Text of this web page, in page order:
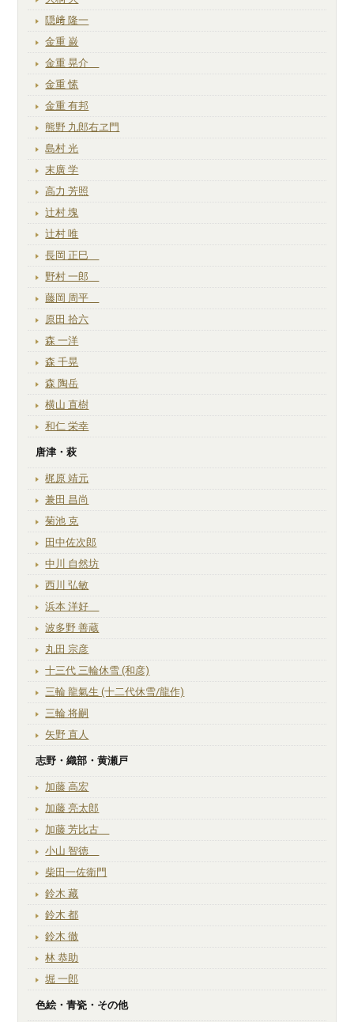
隠﨑 隆一
金重 巌
金重 晃介
金重 愫
金重 有邦
熊野 九郎右ヱ門
島村 光
末廣 学
高力 芳照
辻村 塊
辻村 唯
長岡 正巳
野村 一郎
藤岡 周平
原田 拾六
森 一洋
森 千晃
森 陶岳
横山 直樹
和仁 栄幸
唐津・萩
梶原 靖元
兼田 昌尚
菊池 克
田中佐次郎
中川 自然坊
西川 弘敏
浜本 洋好
波多野 善蔵
丸田 宗彦
十三代 三輪休雪 (和彦)
三輪 龍氣生 (十二代休雪/龍作)
三輪 将嗣
矢野 直人
志野・織部・黄瀬戸
加藤 高宏
加藤 亮太郎
加藤 芳比古
小山 智徳
柴田一佐衛門
鈴木 藏
鈴木 都
鈴木 徹
林 恭助
堀 一郎
色絵・青瓷・その他